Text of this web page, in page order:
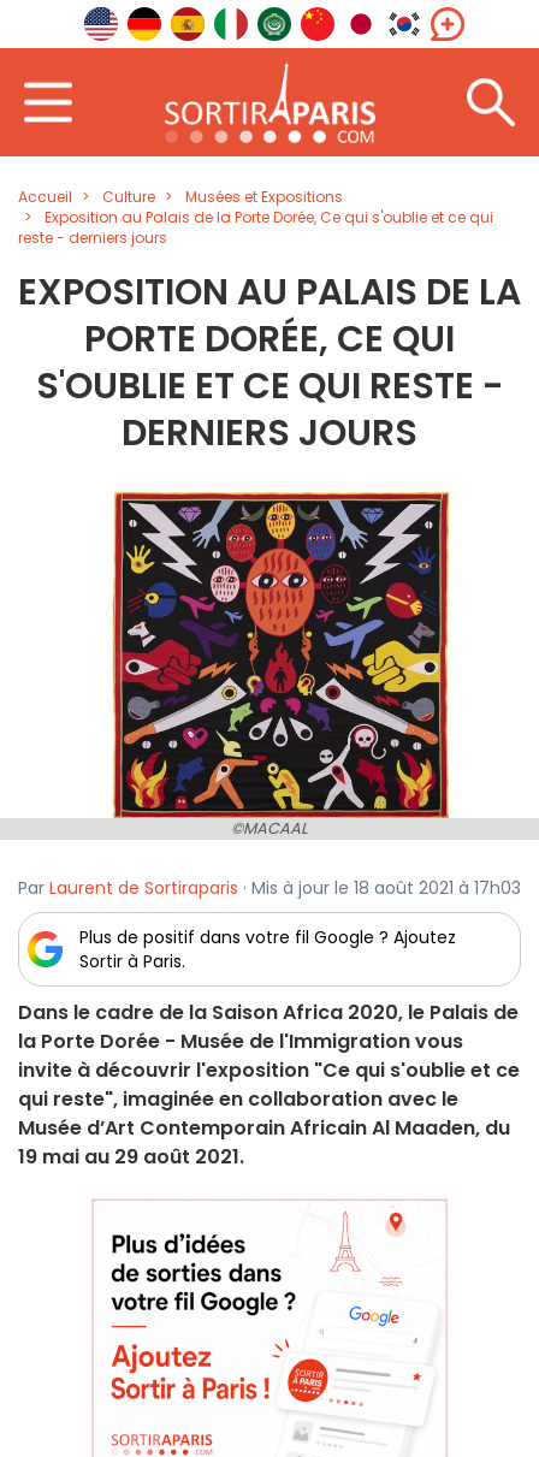
Accueil Culture
Musées et Expositions
Exposition au Palais de la Porte Dorée, Ce qui s'oublie et ce qui
reste - derniers jours
EXPOSITION AU PALAIS DE LA
PORTE DORÉE, CE QUI
S'OUBLIE ET CE QUI RESTE -
DERNIERS JOURS
©MACAAL
Par Laurent de Sortiraparis · Mis à jour le 18 août 2021 à 17h03
Plus de positif dans votre fil Google ? Ajoutez
Sortir à Paris.
Dans le cadre de la Saison Africa 2020, le Palais de
la Porte Dorée - Musée de l'Immigration vous
invite à découvrir l'exposition "Ce qui s'oublie et ce
qui reste", imaginée en collaboration avec le
Musée d’Art Contemporain Africain Al Maaden, du
19 mai au 29 août 2021.